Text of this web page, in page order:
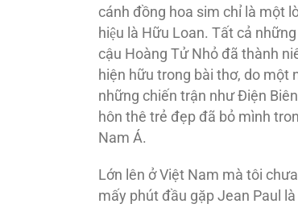
cánh đồng hoa sim chỉ là một
hiệu là Hữu Loan. Tất cả
cậu Hoàng Tử Nhỏ đã thành
hiện hữu trong bài thơ, do một
những chiến trận như Ðiện
hôn thê trẻ đẹp đã bỏ mình
Nam Á.
Lớn lên ở Việt Nam mà tôi
mấy phút đầu gặp Jean Paul